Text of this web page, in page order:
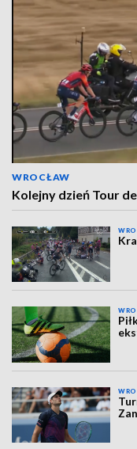
WROCŁAW
Kolejny dzień Tour